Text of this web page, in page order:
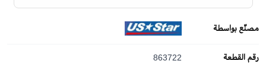
مصنّع بواسطة
رقم القطعة 863722